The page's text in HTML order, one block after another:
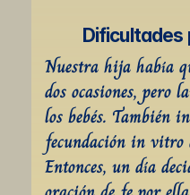
Dificultades
Nuestra hija había
dos ocasiones, pero
los bebés. También
fecundación in vitro
Entonces, un día